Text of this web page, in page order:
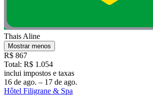
Thais Aline
Mostrar menos
R$ 867
Total: R$ 1.054
inclui impostos e taxas
16 de ago. – 17 de ago.
Hôtel Filigrane & Spa